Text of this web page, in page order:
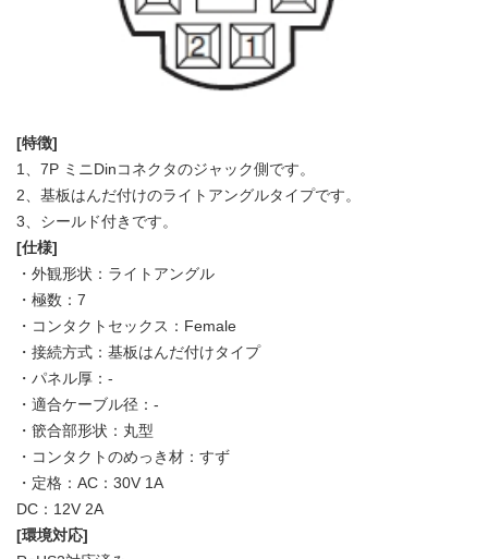
[特徴]
1、7P ミニDinコネクタのジャック側です。
2、基板はんだ付けのライトアングルタイプです。
3、シールド付きです。
[仕様]
・外観形状：ライトアングル
・極数：7
・コンタクトセックス：Female
・接続方式：基板はんだ付けタイプ
・パネル厚：-
・適合ケーブル径：-
・篏合部形状：丸型
・コンタクトのめっき材：すず
・定格：AC：30V 1A
DC：12V 2A
[環境対応]